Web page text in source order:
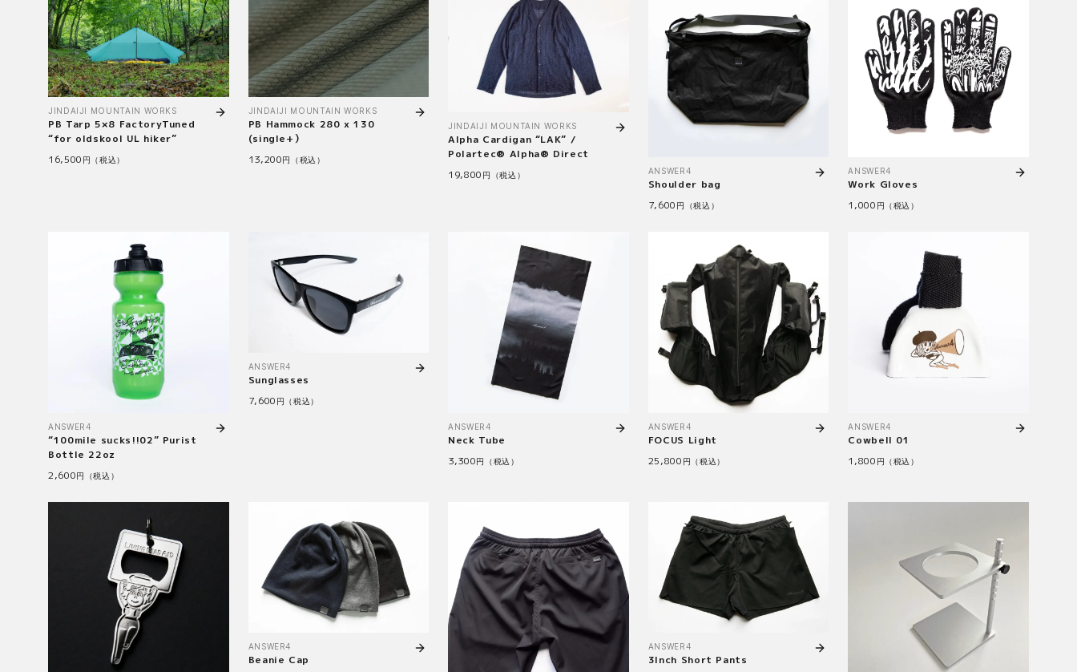
JINDAIJI MOUNTAIN WORKS
PB Tarp 5×8 FactoryTuned
“for oldskool UL hiker”
16,500 円（税込）
JINDAIJI MOUNTAIN WORKS
PB Hammock 280 x 130
(single+）
13,200円（税込）
JINDAIJI MOUNTAIN WORKS
Alpha Cardigan “LAK” /
Polartec® Alpha® Direct
19,800 円（税込） ANSWER4
Shoulder bag
7,600 円（税込）
ANSWER4
Work Gloves
1,000 円（税込）
ANSWER4
“100mile sucks!!02” Purist
Bottle 22oz
2,600円（税込）
ANSWER4
Sunglasses
7,600 円（税込）
ANSWER4
Neck Tube
3,300円（税込）
ANSWER4
FOCUS Light
25,800 円（税込）
ANSWER4
Cowbell 01
1,800 円（税込）
ANSWER4
Beanie Cap
ANSWER4
3Inch Short Pants